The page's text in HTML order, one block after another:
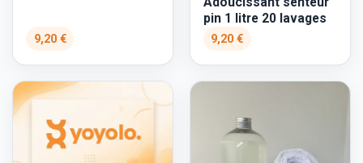
9,20 €
pin 1 litre 20 lavages
9,20 €